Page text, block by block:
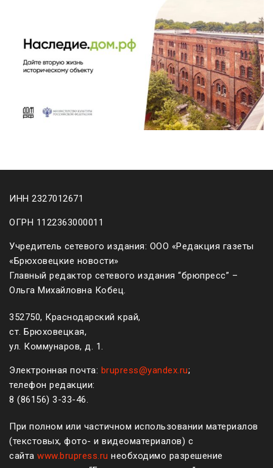
ИНН 2327012671
ОГРН 1122363000011
Учредитель сетевого издания: ООО «Редакция газеты
«Брюховецкие новости»
Главный редактор сетевого издания “брюпресс” –
Ольга Михайловна Кобец.
352750, Краснодарский край,
ст. Брюховецкая,
ул. Коммунаров, д. 1.
Электронная почта: brupress@yandex.ru;
телефон редакции:
8 (861 56) 3-33-46.
При полном или частичном использовании материалов
(текстовых, фото- и видеоматериалов) с
сайта www.brupress.ru необходимо разрешение